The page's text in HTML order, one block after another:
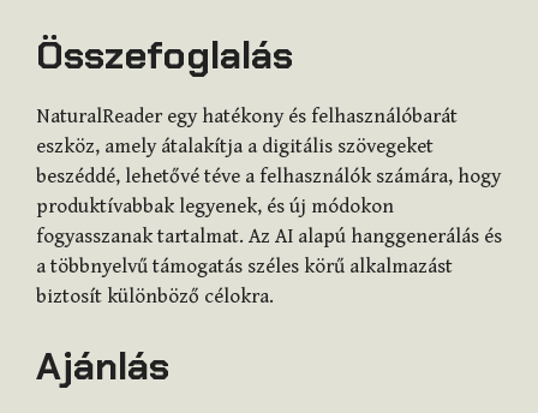
Összefoglalás
NaturalReader egy hatékony és felhasználóbarát
eszköz, amely átalakítja a digitális szövegeket
beszéddé, lehetővé téve a felhasználók számára, hogy
produktívabbak legyenek, és új módokon
fogyasszanak tartalmat. Az AI alapú hanggenerálás és
a többnyelvű támogatás széles körű alkalmazást
biztosít különböző célokra.
Ajánlás